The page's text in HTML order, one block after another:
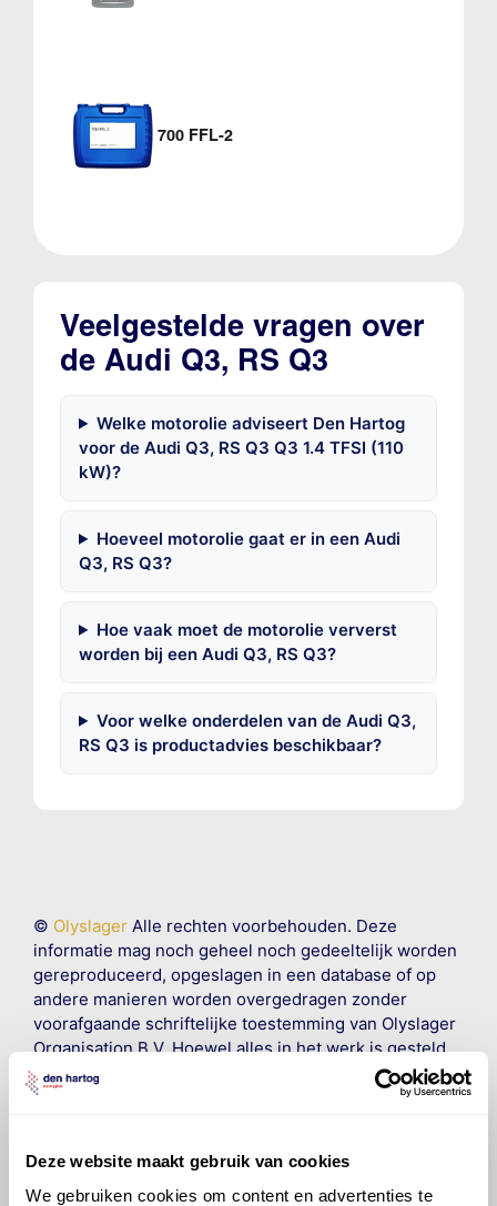
Deze website maakt gebruik van cookies
We gebruiken cookies om content en advertenties te
700 FFL-2
Veelgestelde vragen over
de Audi Q3, RS Q3
Welke motorolie adviseert Den Hartog
voor de Audi Q3, RS Q3 Q3 1.4 TFSI (110
kW)?
Hoeveel motorolie gaat er in een Audi
Q3, RS Q3?
Hoe vaak moet de motorolie ververst
worden bij een Audi Q3, RS Q3?
Voor welke onderdelen van de Audi Q3,
RS Q3 is productadvies beschikbaar?
© OlyslagerAlle rechten voorbehouden. Deze
informatie mag noch geheel noch gedeeltelijk worden
gereproduceerd, opgeslagen in een database of op
andere manieren worden overgedragen zonder
voorafgaande schriftelijke toestemming van Olyslager
Organisation B.V. Hoewel alles in het werk is gesteld
om ervoor te zorgen dat deze gegevens zo accuraat
en compleet mogelijk zijn, wordt geen
veroorzaakt door fouten of omissies in de verstrekte
informatie. Door deze olieaanbevelingsinformatie te